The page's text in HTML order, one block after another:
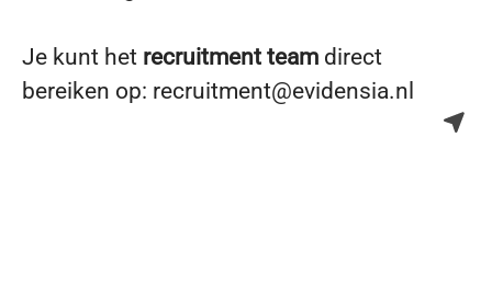
Je kunt het recruitment team direct
bereiken op: recruitment@evidensia.nl